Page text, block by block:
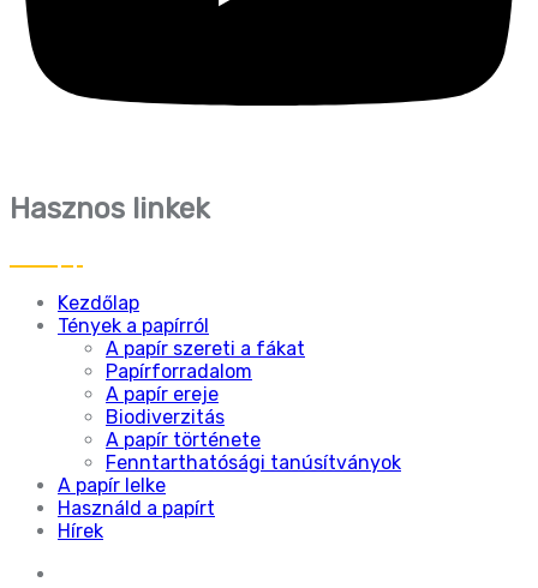
Hasznos linkek
Kezdőlap
Tények a papírról
A papír szereti a fákat
Papírforradalom
A papír ereje
Biodiverzitás
A papír története
Fenntarthatósági tanúsítványok
A papír lelke
Használd a papírt
Hírek